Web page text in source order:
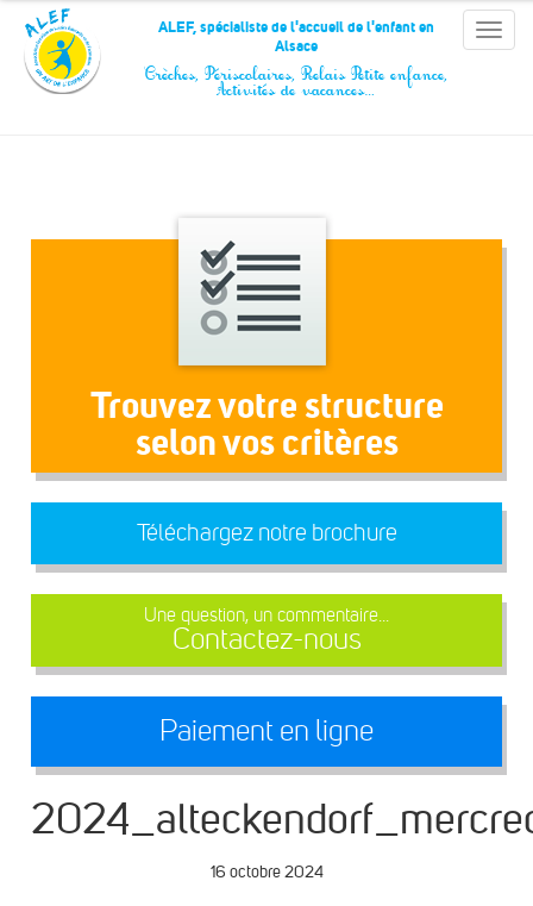
Panneau de gestion des cookies
Toggle
ALEF, spécialiste de l'accueil de l'enfant en
Alsace
Crèches, Périscolaires, Relais Petite enfance,
Activités de vacances…
Trouvez votre structure
selon vos critères
Téléchargez notre brochure
Une question, un commentaire...
Contactez-nous
Paiement en ligne
16 octobre 2024